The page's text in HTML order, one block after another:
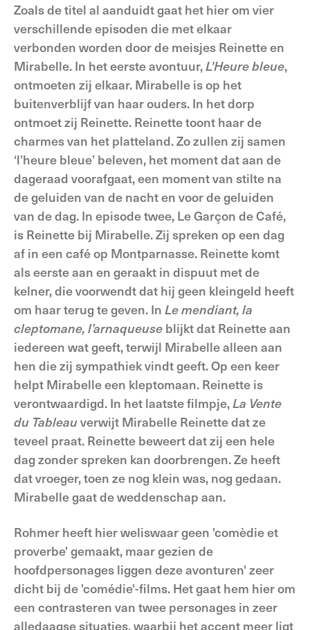
Zoals de titel al aanduidt gaat het hier om vier
verschillende episoden die met elkaar
verbonden worden door de meisjes Reinette en
Mirabelle. In het eerste avontuur,L'Heure bleue,
ontmoeten zij elkaar. Mirabelle is op het
buitenverblijf van haar ouders. In het dorp
ontmoet zij Reinette. Reinette toont haar de
charmes van het platteland. Zo zullen zij samen
‘l’heure bleue’ beleven, het moment dat aan de
dageraad voorafgaat, een moment van stilte na
de geluiden van de nacht en voor de geluiden
van de dag. In episode twee, Le Garçon de Café,
is Reinette bij Mirabelle. Zij spreken op een dag
af in een café op Montparnasse. Reinette komt
als eerste aan en geraakt in dispuut met de
kelner, die voorwendt dat hij geen kleingeld heeft
om haar terug te geven. In Le mendiant, la
cleptomane, l’arnaqueuse blijkt dat Reinette aan
iedereen wat geeft, terwijl Mirabelle alleen aan
hen die zij sympathiek vindt geeft. Op een keer
helpt Mirabelle een kleptomaan. Reinette is
verontwaardigd. In het laatste filmpje,La Vente
du Tableauverwijt Mirabelle Reinette dat ze
teveel praat. Reinette beweert dat zij een hele
dag zonder spreken kan doorbrengen. Ze heeft
dat vroeger, toen ze nog klein was, nog gedaan.
Mirabelle gaat de weddenschap aan.
Rohmer heeft hier weliswaar geen 'comèdie et
proverbe' gemaakt, maar gezien de
hoofdpersonages liggen deze avonturen' zeer
dicht bij de 'comédie'-films. Het gaat hem hier om
een contrasteren van twee personages in zeer
alledaagse situaties, waarbij het accent meer ligt